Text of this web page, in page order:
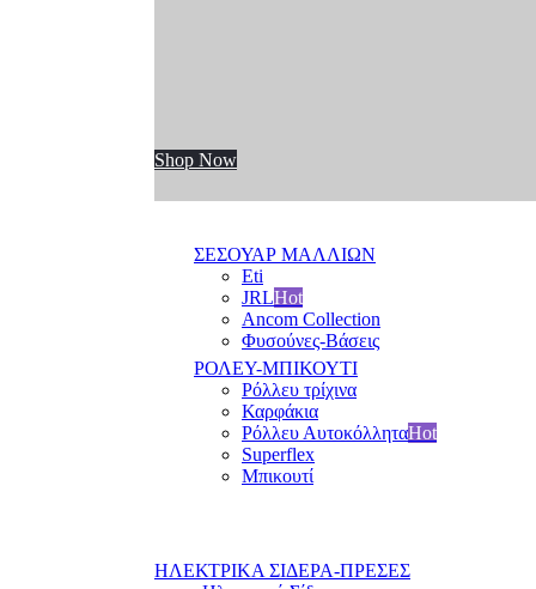
Shop Now
ΣΕΣΟΥΑΡ ΜΑΛΛΙΩΝ
Eti
JRLHot
Ancom Collection
Φυσούνες-Βάσεις
ΡΟΛΕΥ-ΜΠΙΚΟΥΤΙ
Ρόλλευ τρίχινα
Καρφάκια
Ρόλλευ ΑυτοκόλληταHot
Superflex
Μπικουτί
ΗΛΕΚΤΡΙΚΑ ΣΙΔΕΡΑ-ΠΡΕΣΕΣ